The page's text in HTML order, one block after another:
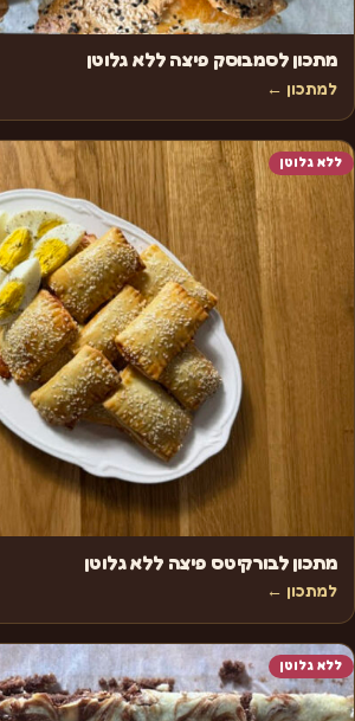
מתכון לסמבוסק פיצה ללא גלוטן
למתכון ←
ללא גלוטן
מתכון לבורקיטס פיצה ללא גלוטן
למתכון ←
ללא גלוטן